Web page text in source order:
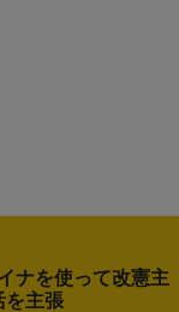
ナを使って改憲主
を主張